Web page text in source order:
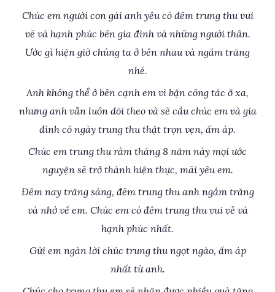
Chúc em người con gái anh yêu có đêm trung thu vui
vẽ và hạnh phúc bên gia đình và những người thân.
Ước gì hiện giờ chúng ta ở bên nhau và ngắm trăng
nhé.
Anh không thể ở bên cạnh em vì bận công tác ở xa,
nhưng anh vẫn luôn dõi theo và sẽ cầu chúc em và gia
đình có ngày trung thu thật trọn vẹn, ấm áp.
Chúc em trung thu rằm tháng 8 năm này mọi ước
nguyện sẽ trở thành hiện thực, mãi yêu em.
Đêm nay trăng sáng, đêm trung thu anh ngắm trăng
và nhớ về em. Chúc em có đêm trung thu vui vẻ và
hạnh phúc nhất.
Gửi em ngàn lời chúc trung thu ngọt ngào, ấm áp
nhất từ anh.